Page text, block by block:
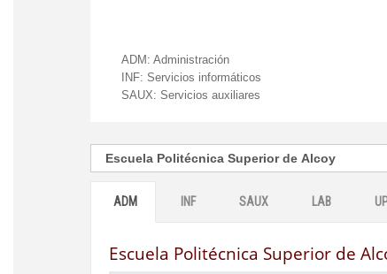
ADM: Administración
INF: Servicios informáticos
SAUX: Servicios auxiliares
ADM INF SAUX LAB
Escuela Politécnica Superior de